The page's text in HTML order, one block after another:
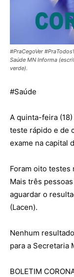
#PraCegoVer
Saúde MN Informa
verde).
#Saúde
A quinta-feira
teste rápido e de
exame na capital
Foram oito testes
Mais três
aguardar o
(Lacen).
Nenhum
para a Secretaria
BOLETIM